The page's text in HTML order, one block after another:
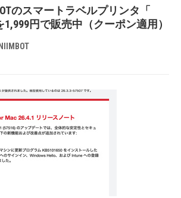
のスマートラベルプリンタ「
1,999円で販売中（クーポン適用）